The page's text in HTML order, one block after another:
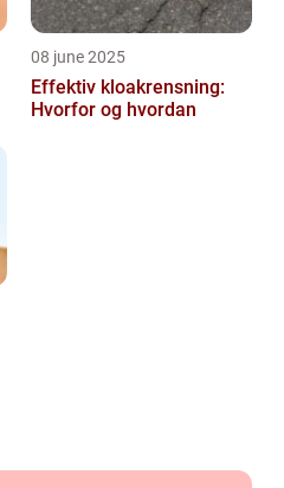
08 june 2025
Effektiv kloakrensning:
Hvorfor og hvordan